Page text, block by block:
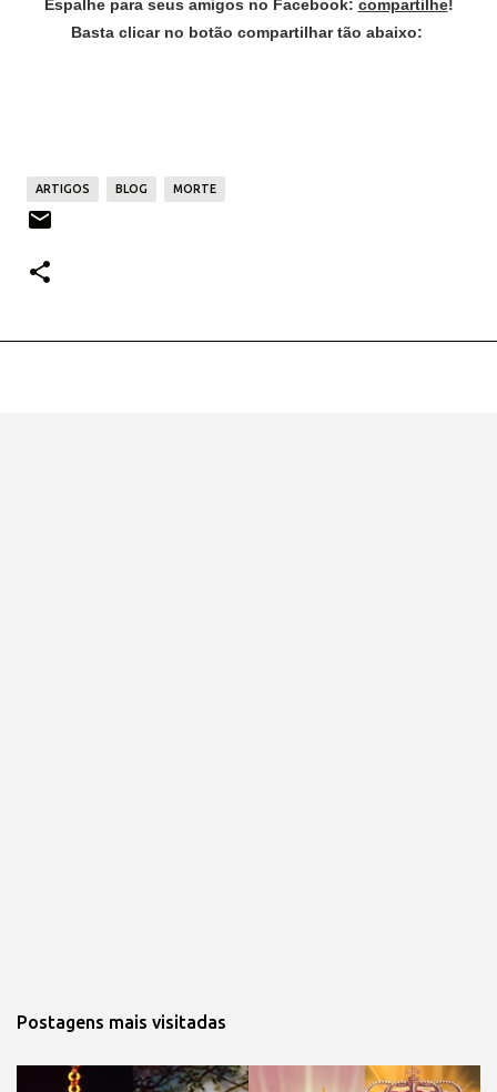
Espalhe para seus amigos no Facebook: compartilhe!
Basta clicar no botão compartilhar tão abaixo:
ARTIGOS BLOG MORTE
Postagens mais visitadas